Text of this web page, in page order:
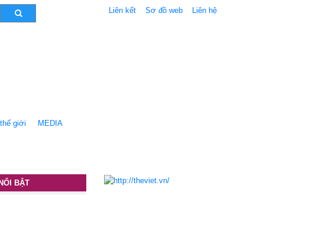
Liên kết Sơ đồ web Liên hệ
giới MEDIA
BẬT